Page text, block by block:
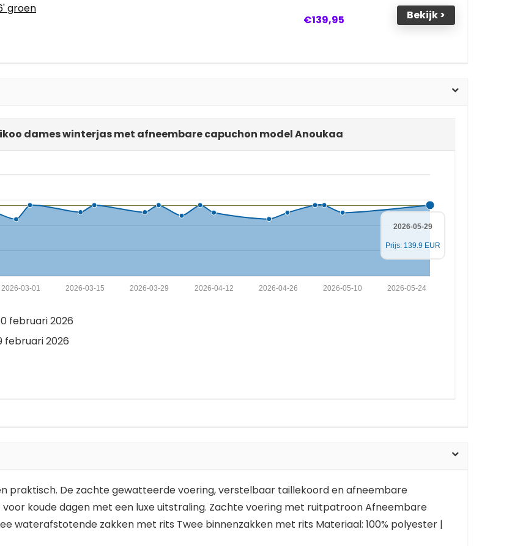
groen
€139,95 Bekijk >
dames winterjas met afneembare capuchon model Anoukaa
2026-05-24
2026-05-10
2026-04-26
2026-04-12
2026-03-29
2026-03-15
2026-03-01
2026-05-29
Prijs: 139.9 EUR
februari 2026
februari 2026
praktisch. De zachte gewatteerde voering, verstelbaar taillekoord en afneembare
koude dagen met een luxe uitstraling. Zachte voering met ruitpatroon Afneembare
waterafstotende zakken met rits Twee binnenzakken met rits Materiaal: 100% polyester |